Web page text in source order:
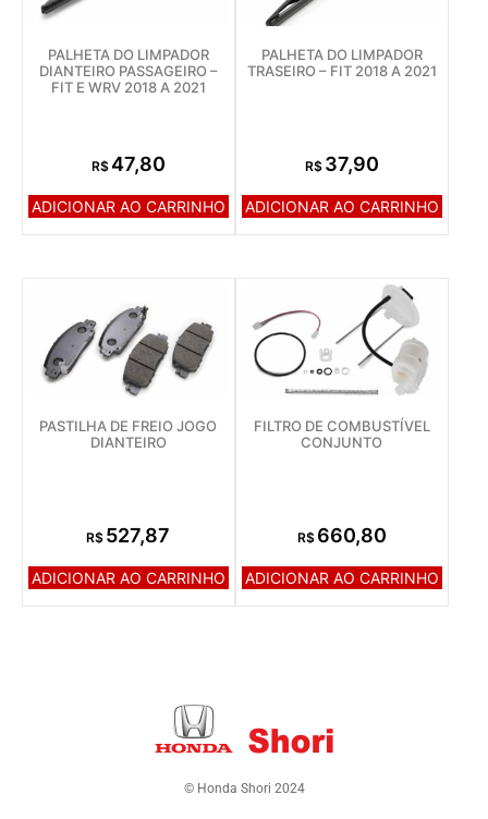
PALHETA DO LIMPADOR
DIANTEIRO PASSAGEIRO –
FIT E WRV 2018 A 2021
R$ 47,80
ADICIONAR AO CARRINHO
PALHETA DO LIMPADOR
TRASEIRO – FIT 2018 A 2021
R$ 37,90
ADICIONAR AO CARRINHO
PASTILHA DE FREIO JOGO
DIANTEIRO
R$ 527,87
ADICIONAR AO CARRINHO
FILTRO DE COMBUSTÍVEL
CONJUNTO
R$ 660,80
ADICIONAR AO CARRINHO
© Honda Shori 2024